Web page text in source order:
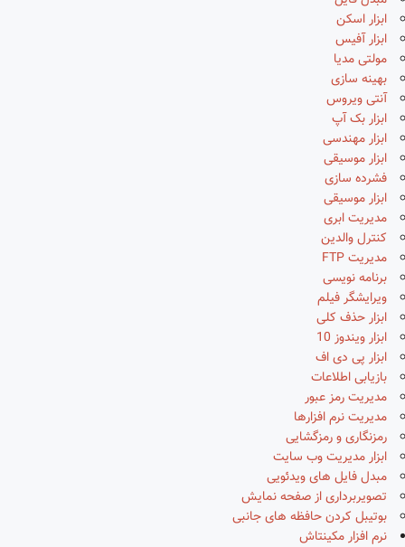
ابزار اسکن
ابزار آفیس
مولتی مدیا
بهینه سازی
آنتی ویروس
ابزار بک آپ
ابزار مهندسی
ابزار موسیقی
فشرده سازی
ابزار موسیقی
مدیریت ابری
کنترل والدین
مدیریت FTP
برنامه نویسی
ویرایشگر فیلم
ابزار حذف کلی
ابزار ویندوز 10
ابزار پی دی اف
بازیابی اطلاعات
مدیریت رمز عبور
مدیریت نرم افزارها
رمزنگاری و رمزگشایی
ابزار مدیریت وب سایت
مبدل فایل های ویدئویی
تصویربرداری از صفحه نمایش
بوتیبل کردن حافظه های جانبی
نرم افزار مکینتاش